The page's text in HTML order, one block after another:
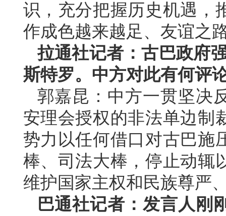
识，充分把握历史机遇，
作成色越来越足、友谊之
拉通社记者：古巴政府
斯特罗。中方对此有何评
郭嘉昆：中方一贯坚决
安理会授权的非法单边制
势力以任何借口对古巴施
棒、司法大棒，停止动辄
维护国家主权和民族尊严
巴通社记者：发言人刚